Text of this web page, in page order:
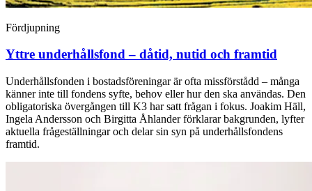
Fördjupning
Yttre underhållsfond – dåtid, nutid och framtid
Underhållsfonden i bostadsföreningar är ofta missförstådd – många
känner inte till fondens syfte, behov eller hur den ska användas. Den
obligatoriska övergången till K3 har satt frågan i fokus. Joakim Häll,
Ingela Andersson och Birgitta Åhlander förklarar bakgrunden, lyfter
aktuella frågeställningar och delar sin syn på underhållsfondens
framtid.